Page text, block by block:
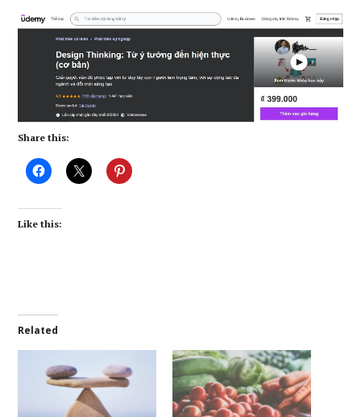
Share this:
Like this:
Related